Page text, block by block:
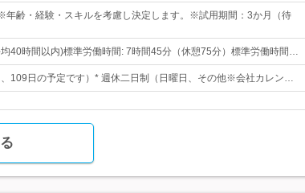
齢・経験・スキルを考慮し決定します。※試用期間：3か月（待
40時間以内)標準労働時間: 7時間45分（休憩75分）標準労働時間…
109日の予定です）* 週休二日制（日曜日、その他※会社カレン…